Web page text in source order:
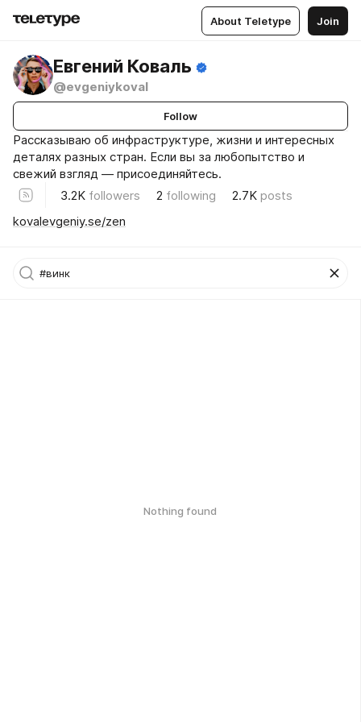
About Teletype Join
Евгений Коваль
@evgeniykoval
Follow
Рассказываю об инфраструктуре, жизни и интересных
деталях разных стран. Если вы за любопытство и
свежий взгляд — присоединяйтесь.
3.2K followers 2 following 2.7K posts
kovalevgeniy.se/zen
Nothing found